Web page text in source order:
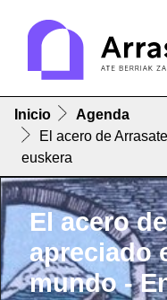
Inicio
Agenda
El acero de
euskera
El acero
apreciado
mundo -